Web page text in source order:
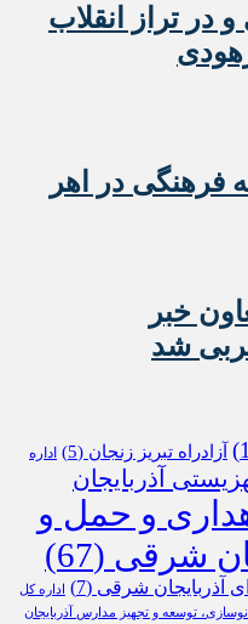
در تراز انقلاب
خبر
شد
آزادراه تبریز زنجان (5)
اداره
آذربایجان
و حمل و
شرقی (67)
آذربایجان شرقی (7)
اداره کل
نوسازی، توسعه و تجهیز مدارس آذربایجان